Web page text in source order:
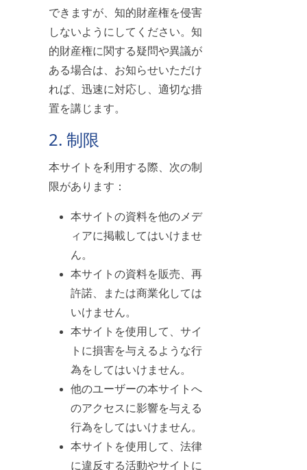
できますが、知的財産権を侵害
しないようにしてください。知
的財産権に関する疑問や異議が
ある場合は、お知らせいただけ
れば、迅速に対応し、適切な措
置を講じます。
2. 制限
本サイトを利用する際、次の制
限があります：
本サイトの資料を他のメデ
ィアに掲載してはいけませ
ん。
本サイトの資料を販売、再
許諾、または商業化しては
いけません。
本サイトを使用して、サイ
トに損害を与えるような行
為をしてはいけません。
他のユーザーの本サイトへ
のアクセスに影響を与える
行為をしてはいけません。
本サイトを使用して、法律
に違反する活動やサイトに